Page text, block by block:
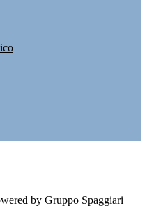
by Gruppo Spaggiari